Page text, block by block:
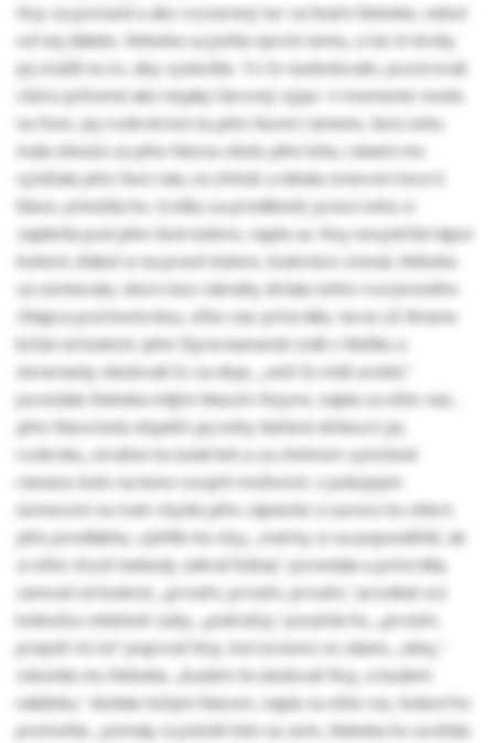
Roy sa postavil a ako rozzúrený tur sa hnal k Rebeke, nebol
od nej ďaleko. Rebeka sa pohla oproti nemu, a tie tri kroky
jej stačili na to, aby vyskočila. To čo nasledovalo, pozorovali
všetci prítomní ako nejaký čarovný výjav. V momente visela
na ňom, jej rozkrok bol na jeho ľavom ramene, ľavú nohu
mala ohnutú za jeho hlavou okolo jeho krku, rukami mu
vytáčala jeho ľavú ruku za chrbát a ťahala smerom hore k
hlave, prinútila ho, trošku sa predkloniť, pravú nohu si
zaplietla pod jeho ľavé koleno, napla sa. Roy nevydržal nápor
bolesti, kľakol si na pravé koleno, bolestivo stonal, Rebeka
sa usmievala, skoro bez námahy držala tohto rozzúreného
chlapca pod kontrolou, ešte viac pritvrdila, teraz už tlmene
kričal od bolesti. Jeho štyria kamaráti stáli v hlúčiku a
neveriacky sledovali čo sa deje, „vieš čo máš urobiť,“
povedala Rebeka milým hlasom Royovi, napla sa ešte viac,
jeho hlava bola objatím jej nohy tlačená doľava k jej
rozkroku, strašne ho bolel krk a za chrbtom vytočené
rameno bolo na konci svojich možností, s pokojným
úsmevom na tvári chytila jeho zápästie a surovo ho ohla k
jeho predlaktiu, vyhŕkli mu slzy, „mal by si sa poponáhľať, ak
si ešte chceš niekedy zahrať futbal,“ povedala a pritvrdila,
zareval od bolesti, „prosím, prosím, prosím,“ prosíkal cez
bolesťou stlačené zuby, „pokračuj,“ posúrila ho, „prosím,
prepáč mi to!“ poprosil Roy, bol na konci so silami, „okej,“
odvetila mu Rebeka, „budem ťa sledovať Roy, a budem
nablízku,“ dodala tichým hlasom, napla sa ešte raz, bolesť ho
premohla , pomaly si položil čelo na zem, Rebeka ho uvoľnila